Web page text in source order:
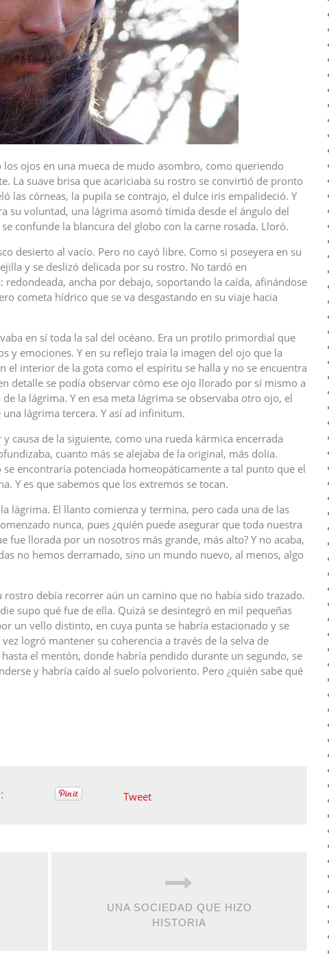
ojos en una mueca de mudo asombro, como queriendo
La suave brisa que acariciaba su rostro se convirtió de pronto
las córneas, la pupila se contrajo, el dulce iris empalideció. Y
su voluntad, una lágrima asomó tímida desde el ángulo del
confunde la blancura del globo con la carne rosada. Lloró.
desierto al vacío. Pero no cayó libre. Como si poseyera en su
y se deslizó delicada por su rostro. No tardó en
ancha por debajo, soportando la caída, afinándose
cometa hídrico que se va desgastando en su viaje hacia
en sí toda la sal del océano. Era un protilo primordial que
y emociones. Y en su reflejo traía la imagen del ojo que la
el interior de la gota como el espíritu se halla y no se encuentra
detalle se podía observar cómo ese ojo llorado por sí mismo a
la lágrima. Y en esa meta lágrima se observaba otro ojo, el
lágrima tercera. Y así ad infinitum.
causa de la siguiente, como una rueda kármica encerrada
cuanto más se alejaba de la original, más dolía.
encontraría potenciada homeopáticamente a tal punto que el
Y es que sabemos que los extremos se tocan.
lágrima. El llanto comienza y termina, pero cada una de las
nunca, pues ¿quién puede asegurar que toda nuestra
llorada por un nosotros más grande, más alto? Y no acaba,
no hemos derramado, sino un mundo nuevo, al menos, algo
debía recorrer aún un camino que no había sido trazado.
supo qué fue de ella. Quizá se desintegró en mil pequeñas
un vello distinto, en cuya punta se habría estacionado y se
logró mantener su coherencia a través de la selva de
el mentón, donde habría pendido durante un segundo, se
y habría caído al suelo polvoriento. Pero ¿quién sabe qué
Tweet
UNA SOCIEDAD QUE HIZO
HISTORIA